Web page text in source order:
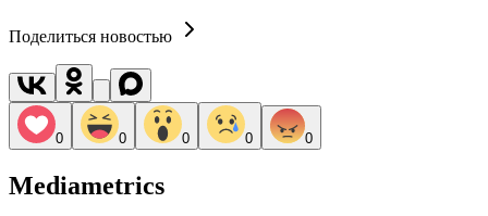
Поделиться новостью
0 0 0 0 0
Mediametrics